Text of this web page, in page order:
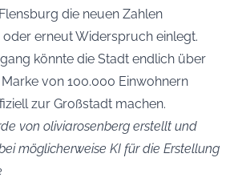
die neuen Zahlen
erneut Widerspruch einlegt.
könnte die Stadt endlich über
von 100.000 Einwohnern
zur Großstadt machen.
von oliviarosenberg erstellt und
möglicherweise KI für die Erstellung